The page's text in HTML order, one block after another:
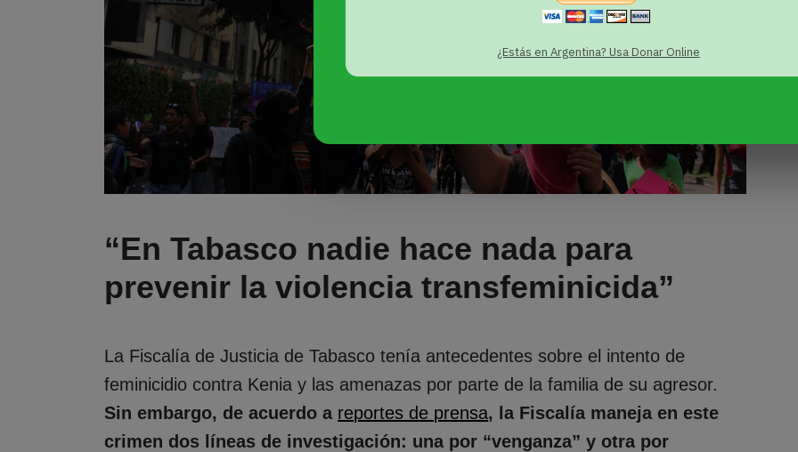
¿Estás en Argentina? Usa Donar Online
“En Tabasco nadie hace nada para
prevenir la violencia transfeminicida”
La Fiscalía de Justicia de Tabasco tenía antecedentes sobre el intento de
feminicidio contra Kenia y las amenazas por parte de la familia de su agresor.
Sin embargo, de acuerdo a reportes de prensa, la Fiscalía maneja en este
crimen dos líneas de investigación: una por “venganza” y otra por